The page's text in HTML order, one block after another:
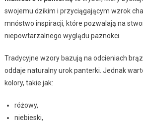
swojemu dzikim i przyciągającym wzrok
mnóstwo inspiracji, które pozwalają na
niepowtarzalnego wyglądu paznokci.
Tradycyjne wzory bazują na odcieniach
oddaje naturalny urok panterki. Jednak
kolory, takie jak:
różowy,
niebieski,